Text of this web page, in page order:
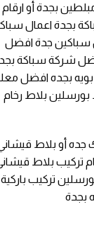
بجدة أو ارقام
بجدة اعمال
جدة افضل
شركة سباكة
بجده افضل
بلاط رخام
جده أو بلاط
تركيب بلاط
تركيب باركية
بجدة